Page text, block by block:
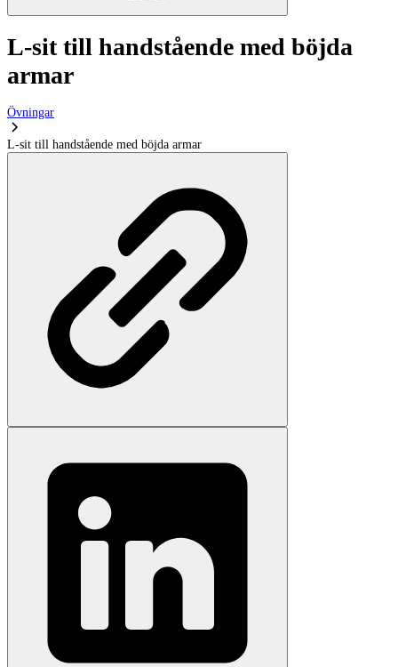
L-sit till handstående med böjda
armar
Övningar
L-sit till handstående med böjda armar